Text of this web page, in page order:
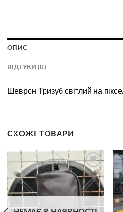
ОПИС
ВІДГУКИ (0)
Шеврон Тризуб свiтлий на
СХОЖІ ТОВАРИ
В
избранное